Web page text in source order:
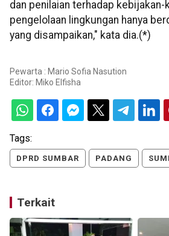
dan penilaian terhadap kebijakan-
pengelolaan lingkungan hanya
yang disampaikan," kata dia.(*)
Pewarta : Mario Sofia Nasution
Editor: Miko Elfisha
Tags:
DPRD SUMBAR PADANG
Terkait